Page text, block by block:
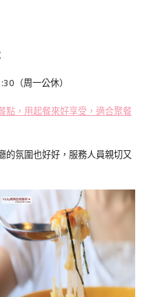
（周一公休）
點，用起餐來好享受，適合聚餐
的氛圍也好好，服務人員親切又